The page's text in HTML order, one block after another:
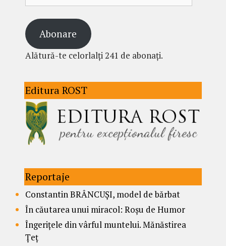
Abonare
Alătură-te celorlalți 241 de abonați.
Editura ROST
Reportaje
Constantin BRÂNCUȘI, model de bărbat
În căutarea unui miracol: Roșu de Humor
Îngerițele din vârful muntelui. Mănăstirea
Țeț